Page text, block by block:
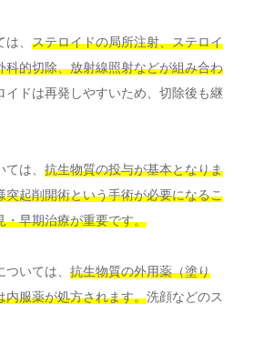
、 ステロイドの局所注射、ステロイ
科的切除、放射線照射などが組み合わ
イドは再発しやすいため、切除後も継
は、 抗生物質の投与が基本となりま
突起削開術という手術が必要になるこ
・早期治療が重要です。
いては、 抗生物質の外用薬（塗り
内服薬が処方されます。洗顔などのス